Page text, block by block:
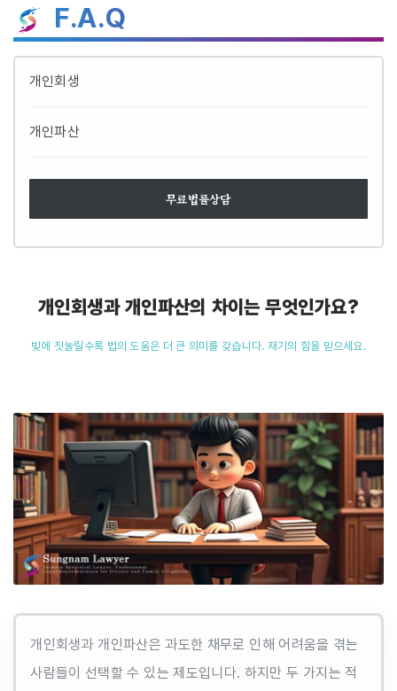
F.A.Q
개인회생
개인파산
무료법률상담
개인회생과 개인파산의 차이는 무엇인가요?
빚에 짓눌릴수록 법의 도움은 더 큰 의미를 갖습니다. 재기의 힘을 믿으세요.
개인회생과 개인파산은 과도한 채무로 인해 어려움을 겪는
사람들이 선택할 수 있는 제도입니다. 하지만 두 가지는 적